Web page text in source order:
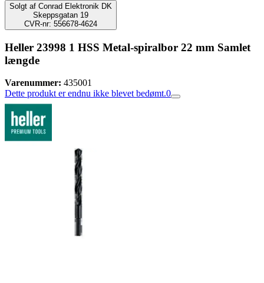
Solgt af Conrad Elektronik DK
Skeppsgatan 19
CVR-nr: 556678-4624
Heller 23998 1 HSS Metal-spiralbor 22 mm Samlet
længde
Varenummer: 435001
Dette produkt er endnu ikke blevet bedømt.0